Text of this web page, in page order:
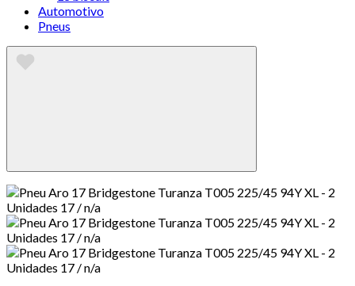
Automotivo
Pneus